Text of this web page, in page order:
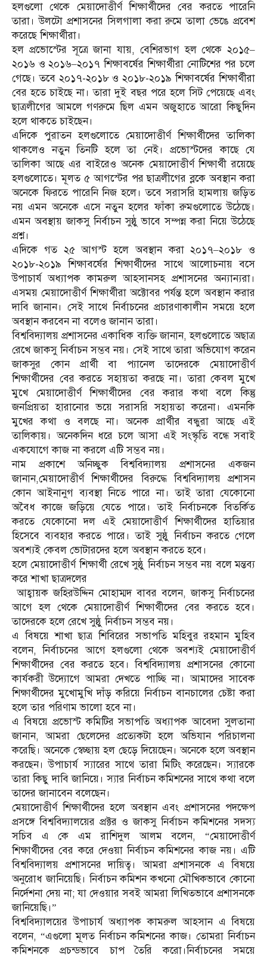
হলগুলো থেকে মেয়াদোত্তীর্ণ শিক্ষার্থীদের বের করতে পারেনি
তারা। উলটো প্রশাসনের সিলগালা করা রুমে তালা ভেঙে প্রবেশ
করেছে শিক্ষার্থীরা।
হল প্রভোস্টের সূত্রে জানা যায়, বেশিরভাগ হল থেকে ২০১৫–
২০১৬ ও ২০১৬–২০১৭ শিক্ষাবর্ষের শিক্ষার্থীরা নোটিশের পর চলে
গেছে। তবে ২০১৭-২০১৮ ও ২০১৮-২০১৯ শিক্ষাবর্ষের শিক্ষার্থীরা
বের হতে চাইছে না। তারা দুই বছর পরে হলে সিট পেয়েছে এবং
ছাত্রলীগের আমলে গণরুমে ছিল এমন অজুহাতে আরো কিছুদিন
হলে থাকতে চাইছেন।
এদিকে পুরাতন হলগুলোতে মেয়াদোত্তীর্ণ শিক্ষার্থীদের তালিকা
থাকলেও নতুন তিনটি হলে তা নেই। প্রভোস্টদের কাছে যে
তালিকা আছে এর বাইরেও অনেক মেয়াদোত্তীর্ণ শিক্ষার্থী রয়েছে
হলগুলোতে। মূলত ৫ আগস্টের পর ছাত্রলীগের ব্লকে অবস্থান করা
অনেকে ফিরতে পারেনি নিজ হলে। তবে সরাসরি হামলায় জড়িত
নয় এমন অনেকে এসে নতুন হলের ফাঁকা রুমগুলোতে উঠেছে।
এমন অবস্থায় জাকসু নির্বাচন সুষ্ঠু ভাবে সম্পন্ন করা নিয়ে উঠেছে
প্রশ্ন।
এদিকে গত ২৫ আগস্ট হলে অবস্থান করা ২০১৭–২০১৮ ও
২০১৮-২০১৯ শিক্ষাবর্ষের শিক্ষার্থীদের সাথে আলোচনায় বসে
উপাচার্য অধ্যাপক কামরুল আহসানসহ প্রশাসনের অন্যান্যরা।
এসময় মেয়াদোত্তীর্ণ শিক্ষার্থীরা অক্টোবর পর্যন্ত হলে অবস্থান করার
দাবি জানান। সেই সাথে নির্বাচনের প্রচারণাকালীন সময়ে হলে
অবস্থান করবেন না বলেও জানান তারা।
বিশ্ববিদ্যালয় প্রশাসনের একাধিক ব্যক্তি জানান, হলগুলোতে অছাত্র
রেখে জাকসু নির্বাচন সম্ভব নয়। সেই সাথে তারা অভিযোগ করেন
জাকসুর কোন প্রার্থী বা প্যানেল তাদেরকে মেয়াদোত্তীর্ণ
শিক্ষার্থীদের বের করতে সহায়তা করছে না। তারা কেবল মুখে
মুখে মেয়াদোত্তীর্ণ শিক্ষার্থীদের বের করার কথা বলে কিন্তু
জনপ্রিয়তা হারানোর ভয়ে সরাসরি সহায়তা করেনা। এমনকি
মুখের কথা ও বলছে না। অনেক প্রার্থীর বন্ধুরা আছে এই
তালিকায়। অনেকদিন ধরে চলে আসা এই সংস্কৃতি বন্ধে সবাই
একযোগে কাজ না করলে এটি সম্ভব নয়।
নাম প্রকাশে অনিচ্ছুক বিশ্ববিদ্যালয় প্রশাসনের একজন
জানান,মেয়াদোত্তীর্ণ শিক্ষার্থীদের বিরুদ্ধে বিশ্ববিদ্যালয় প্রশাসন
কোন আইনানুগ ব্যবস্থা নিতে পারে না। তাই তারা যেকোনো
অবৈধ কাজে জড়িয়ে যেতে পারে। তাই নির্বাচনকে বিতর্কিত
করতে যেকোনো দল এই মেয়াদোত্তীর্ণ শিক্ষার্থীদের হাতিয়ার
হিসেবে ব্যবহার করতে পারে। তাই সুষ্ঠু নির্বাচন করতে গেলে
অবশ্যই কেবল ভোটারদের হলে অবস্থান করতে হবে।
হলে মেয়াদোত্তীর্ণ শিক্ষার্থী রেখে সুষ্ঠু নির্বাচন সম্ভব নয় বলে মন্তব্য
করে শাখা ছাত্রদলের
আহ্বায়ক জহিরউদ্দিন মোহাম্মদ বাবর বলেন, জাকসু নির্বাচনের
আগে হল থেকে মেয়াদোত্তীর্ণ শিক্ষার্থীদের বের করতে হবে।
তাদেরকে হলে রেখে সুষ্ঠু নির্বাচন সম্ভব নয়।
এ বিষয়ে শাখা ছাত্র শিবিরের সভাপতি মহিবুর রহমান মুহিব
বলেন, নির্বাচনের আগে হলগুলো থেকে অবশ্যই মেয়াদোত্তীর্ণ
শিক্ষার্থীদের বের করতে হবে। বিশ্ববিদ্যালয় প্রশাসনের কোনো
কার্যকরী উদ্যোগে আমরা দেখতে পাচ্ছি না। আমাদের সাবেক
শিক্ষার্থীদের মুখোমুখি দাঁড় করিয়ে নির্বাচন বানচালের চেষ্টা করা
হলে তার পরিণাম ভালো হবে না।
এ বিষয়ে প্রভোস্ট কমিটির সভাপতি অধ্যাপক আবেদা সুলতানা
জানান, আমরা ছেলেদের প্রত্যেকটা হলে অভিযান পরিচালনা
করেছি। অনেকে স্বেচ্ছায় হল ছেড়ে দিয়েছেন। অনেকে হলে অবস্থান
করছেন। উপাচার্য স্যারের সাথে তারা মিটিং করেছেন। স্যারকে
তারা কিছু দাবি জানিয়ে। স্যার নির্বাচন কমিশনের সাথে কথা বলে
তাদের জানাবেন বলেছেন।
মেয়াদোত্তীর্ণ শিক্ষার্থীদের হলে অবস্থান এবং প্রশাসনের পদক্ষেপ
প্রসঙ্গে বিশ্ববিদ্যালয়ের প্রক্টর ও জাকসু নির্বাচন কমিশনের সদস্য
সচিব এ কে এম রাশিদুল আলম বলেন, “মেয়াদোত্তীর্ণ
শিক্ষার্থীদের বের করে দেওয়া নির্বাচন কমিশনের কাজ নয়। এটি
বিশ্ববিদ্যালয় প্রশাসনের দায়িত্ব। আমরা প্রশাসনকে এ বিষয়ে
অনুরোধ জানিয়েছি। নির্বাচন কমিশন কখনো মৌখিকভাবে কোনো
নির্দেশনা দেয় না; যা দেওয়ার সবই আমরা লিখিতভাবে প্রশাসনকে
জানিয়েছি।”
বিশ্ববিদ্যালয়ের উপাচার্য অধ্যাপক কামরুল আহসান এ বিষয়ে
বলেন, “এগুলো মূলত নির্বাচন কমিশনের কাজ। তোমরা নির্বাচন
কমিশনকে প্রচন্ডভাবে চাপ তৈরি করো।নির্বাচনের সময়ে